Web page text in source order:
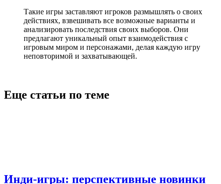
Такие игры заставляют игроков размышлять о своих
действиях, взвешивать все возможные варианты и
анализировать последствия своих выборов. Они
предлагают уникальный опыт взаимодействия с
игровым миром и персонажами, делая каждую игру
неповторимой и захватывающей.
Еще статьи по теме
Инди-игры: перспективные новинки